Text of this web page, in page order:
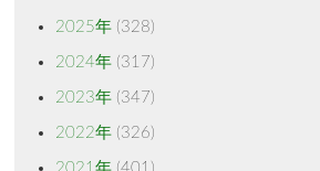
2025年(328)
2024年(317)
2023年(347)
2022年(326)